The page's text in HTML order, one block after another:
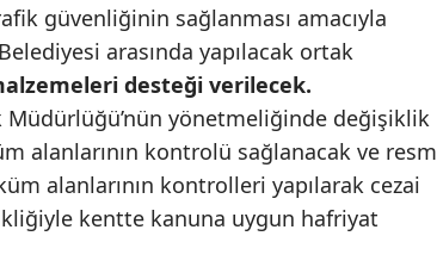
Rize
Sakarya
Samsun
Siirt
Sinop
güvenliğinin sağlanması amacıyla
arasında yapılacak ortak
desteği verilecek.
Müdürlüğü’nün yönetmeliğinde değişiklik
alanlarının kontrolü sağlanacak ve
alanlarının kontrolleri yapılarak cezai
kentte kanuna uygun hafriyat